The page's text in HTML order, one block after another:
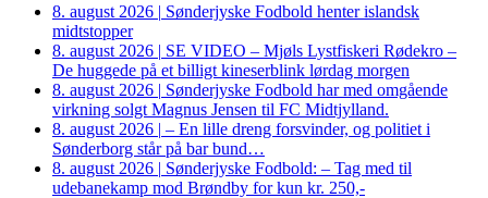
8. august 2026 | Sønderjyske Fodbold henter islandsk
midtstopper
8. august 2026 | SE VIDEO – Mjøls Lystfiskeri Rødekro –
De huggede på et billigt kineserblink lørdag morgen
8. august 2026 | Sønderjyske Fodbold har med omgående
virkning solgt Magnus Jensen til FC Midtjylland.
8. august 2026 | – En lille dreng forsvinder, og politiet i
Sønderborg står på bar bund…
8. august 2026 | Sønderjyske Fodbold: – Tag med til
udebanekamp mod Brøndby for kun kr. 250,-